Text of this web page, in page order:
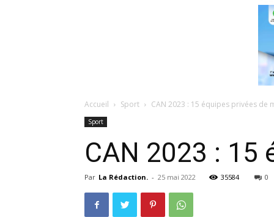
Accueil Sport CAN 2023 : 15 équipes privées de
Sport
CAN 2023 : 15
Par La Rédaction. - 25 mai 2022 35584 0